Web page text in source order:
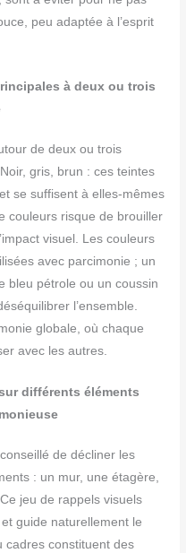
peu adaptée à l’esprit
à deux ou trois
de deux ou trois
gris, brun : ces teintes
se suffisent à elles-mêmes
couleurs risque de brouiller
visuel. Les couleurs
avec parcimonie ; un
bleu pétrole ou un coussin
l’ensemble.
globale, où chaque
avec les autres.
différents éléments
de décliner les
: un mur, une étagère,
jeu de rappels visuels
guide naturellement le
cadres constituent des